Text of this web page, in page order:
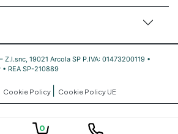
Z.I.snc, 19021 Arcola SP P.IVA: 01473200119 •
REA SP-210889
Cookie Policy Cookie Policy UE
0